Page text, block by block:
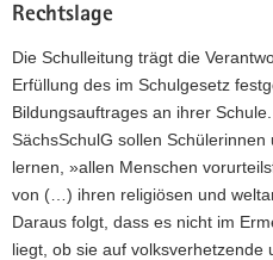
Rechtslage
Die Schulleitung trägt die
Erfüllung des im Schulgesetz
Bildungsauftrages an ihrer
SächsSchulG sollen
lernen, »allen Menschen
von (…) ihren religiösen und
Daraus folgt, dass es nicht im
liegt, ob sie auf volksverhetzende